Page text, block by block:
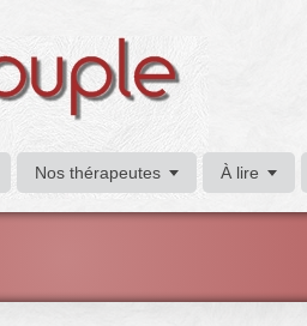
Nos thérapeutes À lire